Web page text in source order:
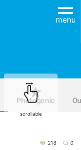
menu
Photogenic
scrollable
218 0